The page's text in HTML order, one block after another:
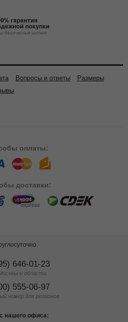
Вопросы и ответы
Размеры
оплаты:
доставки:
646-01-23
и области
555-06-97
номер для регионов
нашего офиса: